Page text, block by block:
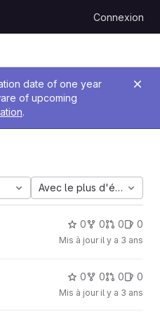
Connexion
date of one year
of upcoming
.
Avec le plus d'étoiles
0 0 0 0
Mis à jour il y a 3 ans
0 0 0 0
Mis à jour il y a 3 ans